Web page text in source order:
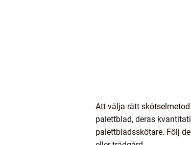
Att välja rätt
palettblad, deras
palettbladsskötare. Följ